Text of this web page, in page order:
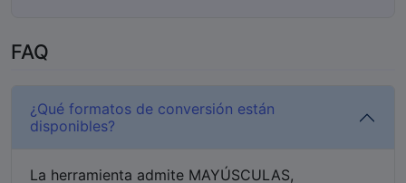
FAQ
¿Qué formatos de conversión están
disponibles?
La herramienta admite MAYÚSCULAS,